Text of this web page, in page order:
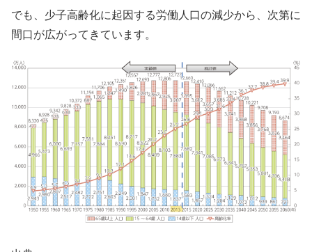
でも、少子高齢化に起因する労働人口の減少から、次第に
間口が広がってきています。